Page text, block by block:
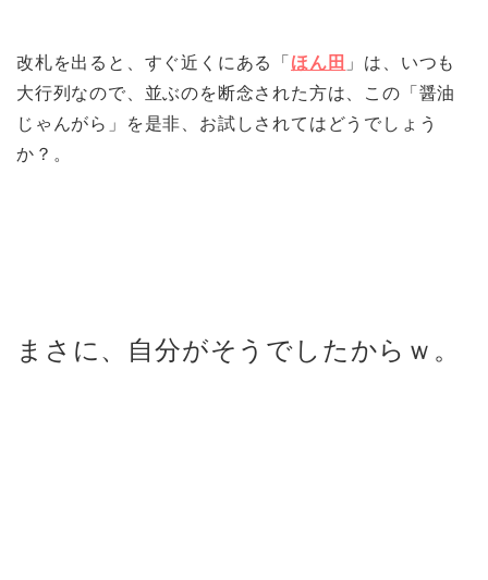
改札を出ると、すぐ近くにある「 ほん田 」は、いつも
大行列なので、並ぶのを断念された方は、この「醤油
じゃんがら」を是非、お試しされてはどうでしょう
か？。
まさに、自分がそうでしたからｗ。